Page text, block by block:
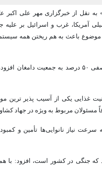
به نقل از خبرگزاری مهر علی اکبر
آمریکا، غرب و اسرائیل بر
موضوع باعث به هم ریختن همه
وی با بیان اینکه در عرض یک روز و نصفی ۵۰ درصد به
غذایی یکی از آسیب پذیرترین
مسئولان مربوط به ویژه در جهاد
سرعت نیاز نانوایی‌ها تأمین و
که جنگی در کشور است، افزود: با